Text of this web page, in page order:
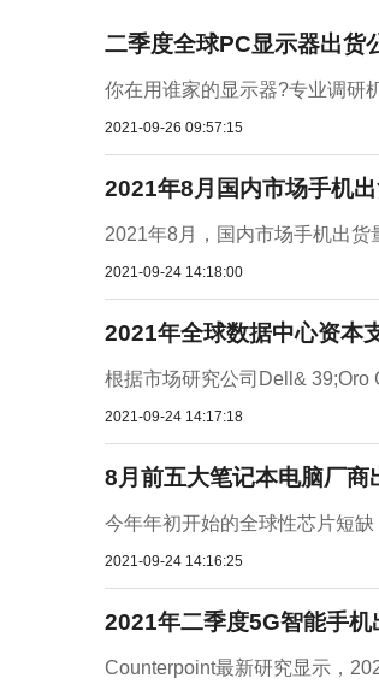
二季度全球PC显示器出货
你在用谁家的显示器?专业调研
2021-09-26 09:57:15
2021年8月国内市场手机
2021年8月，国内市场手机出
2021-09-24 14:18:00
2021年全球数据中心资本
根据市场研究公司Dell& 39;Oro
2021-09-24 14:17:18
8月前五大笔记本电脑厂商
今年年初开始的全球性芯片短
2021-09-24 14:16:25
2021年二季度5G智能手
Counterpoint最新研究显示，